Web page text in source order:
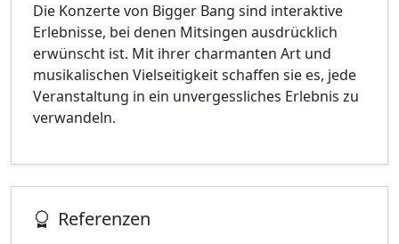
Die Konzerte von Bigger Bang sind interaktive
Erlebnisse, bei denen Mitsingen ausdrücklich
erwünscht ist. Mit ihrer charmanten Art und
musikalischen Vielseitigkeit schaffen sie es, jede
Veranstaltung in ein unvergessliches Erlebnis zu
verwandeln.
Referenzen